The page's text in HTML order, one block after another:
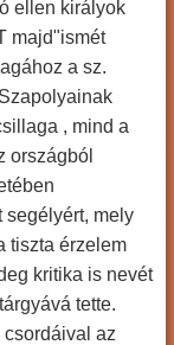
ellen királyok
majd"ismét
a sz.
, mind a
országból
segélyért, mely
tiszta érzelem
kritika is nevét
tette.
az